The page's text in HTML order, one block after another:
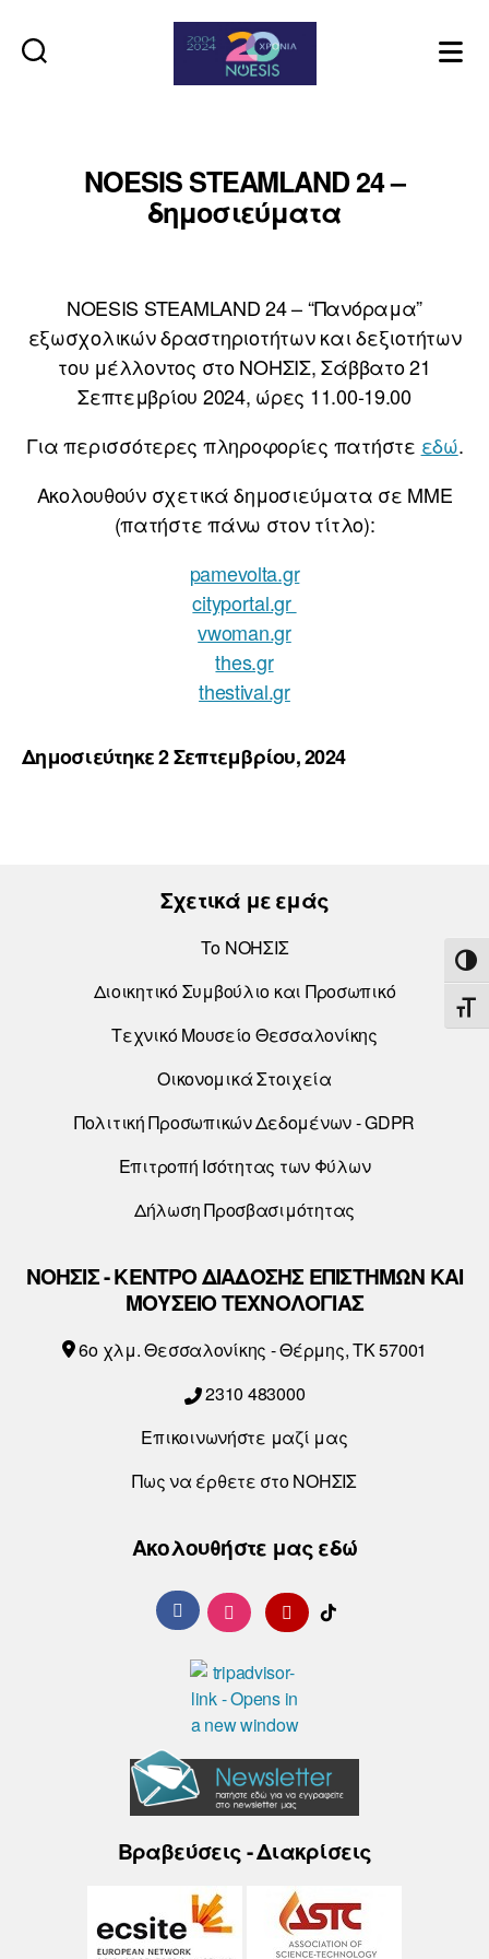
NOESIS STEAMLAND 24 –
δημοσιεύματα
NOESIS STEAMLAND 24 – “Πανόραμα”
εξωσχολικών δραστηριοτήτων και δεξιοτήτων
του μέλλοντος στο ΝΟΗΣΙΣ, Σάββατο 21
Σεπτεμβρίου 2024, ώρες 11.00-19.00
Για περισσότερες πληροφορίες πατήστε εδώ.
Ακολουθούν σχετικά δημοσιεύματα σε ΜΜΕ
(πατήστε πάνω στον τίτλο):
pamevolta.gr
cityportal.gr
vwoman.gr
thes.gr
thestival.gr
Δημοσιεύτηκε 2 Σεπτεμβρίου, 2024
Σχετικά με εμάς
Το ΝΟΗΣΙΣ
Διοικητικό Συμβούλιο και Προσωπικό
Τεχνικό Μουσείο Θεσσαλονίκης
Οικονομικά Στοιχεία
Πολιτική Προσωπικών Δεδομένων - GDPR
Επιτροπή Ισότητας των Φύλων
Δήλωση Προσβασιμότητας
ΝΟΗΣΙΣ - ΚΕΝΤΡΟ ΔΙΑΔΟΣΗΣ ΕΠΙΣΤΗΜΩΝ ΚΑΙ
ΜΟΥΣΕΙΟ ΤΕΧΝΟΛΟΓΙΑΣ
6o χλμ. Θεσσαλονίκης - Θέρμης, ΤΚ 57001
2310 483000
Επικοινωνήστε μαζί μας
Πως να έρθετε στο ΝΟΗΣΙΣ
Ακολουθήστε μας εδώ
Βραβεύσεις - Διακρίσεις